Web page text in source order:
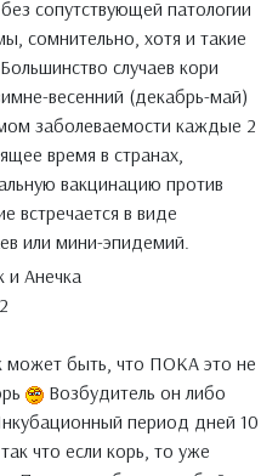
сопутствующей патологии
сомнительно, хотя и такие
случаев кори
весенний (декабрь-май)
заболеваемости каждые 2
время в странах,
вакцинацию против
встречается в виде
или мини-эпидемий.
Анечка
может быть, что ПОКА это не
Возбудитель он либо
период дней 10
что если корь, то уже